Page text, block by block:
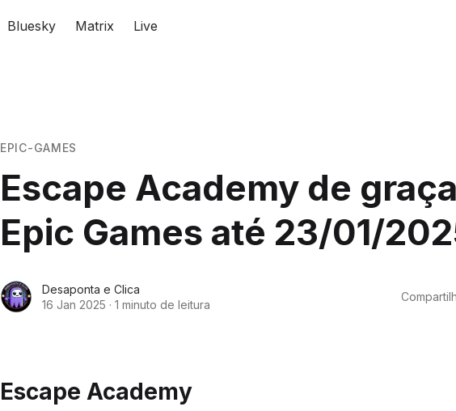
Bluesky Matrix Live
EPIC-GAMES
Escape Academy de
Epic Games até 23/01/
Desaponta e Clica
16 Jan 2025 · 1 minuto de leitura
Escape Academy